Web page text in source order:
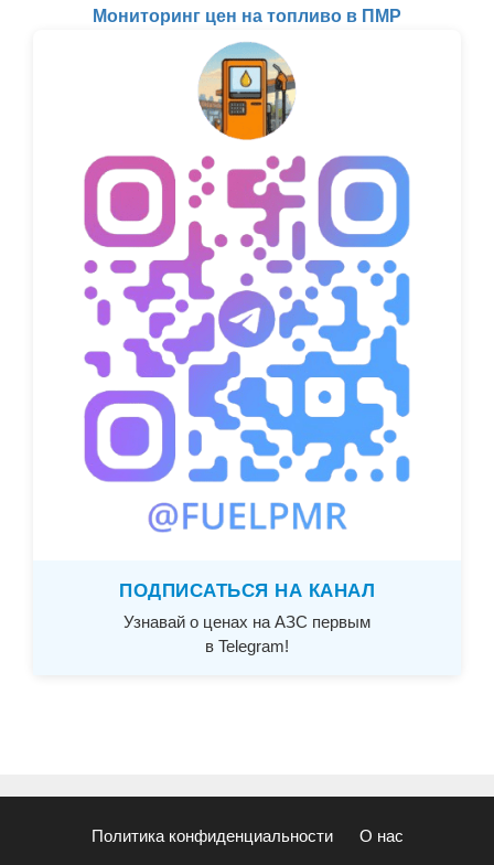
Мониторинг цен на топливо в ПМР
ПОДПИСАТЬСЯ НА КАНАЛ
Узнавай о ценах на АЗС первым
в Telegram!
Политика конфиденциальности О нас